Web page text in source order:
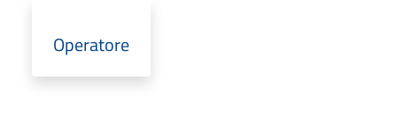
Operatore